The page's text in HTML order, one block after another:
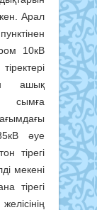
Арал
10кВ
ашық
сымға
әуе
тірегі
мекені
тірегі